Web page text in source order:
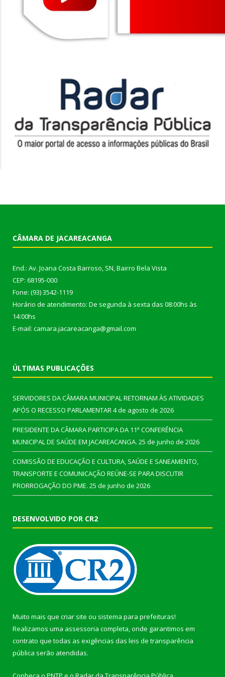
CÂMARA DE JACAREACANGA
End.: Av. Joana Costa Barroso, SN, Bairro Bela Vista
CEP: 68195-000
Fone: (93) 3542-1119
Horário de atendimento: De segunda à sexta das 08:00hs às
14:00hs
E-mail: camara.jacareacanga@gmail.com
ÚLTIMAS PUBLICAÇÕES
SERVIDORES DA CÂMARA MUNICIPAL RETORNAM ÀS ATIVIDADES
APÓS O RECESSO PARLAMENTAR4 de agosto de 2026
PRESIDENTE DA CÂMARA PARTICIPA DA 11ª CONFERÊNCIA
MUNICIPAL DE SAÚDE EM JACAREACANGA. 25 de junho de 2026
COMISSÃO DE EDUCAÇÃO E CULTURA, SAÚDE E SANEAMENTO,
TRANSPORTE E COMUNICAÇÃO REÚNE-SE PARA DISCUTIR
PRORROGAÇÃO DO PME. 25 de junho de 2026
DESENVOLVIDO POR CR2
Muito mais que criar site ou sistema para prefeituras!
Realizamos uma assessoria completa, onde garantimos em
contrato que todas as exigências das leis de transparência
pública serão atendidas.